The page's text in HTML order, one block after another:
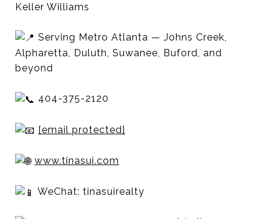
Keller Williams
Serving Metro Atlanta — Johns Creek,
Alpharetta, Duluth, Suwanee, Buford, and
beyond
404-375-2120
[email protected]
www.tinasui.com
WeChat: tinasuirealty